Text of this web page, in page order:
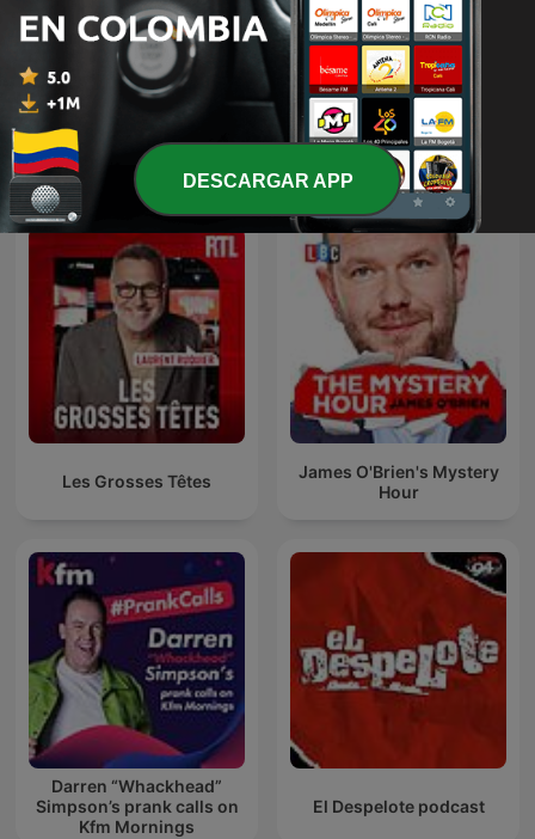
El Gallo Pódcast
La Venganza Será Terrible
(oficial)
Más podcasts internacionales de Comedia
Les Grosses Têtes
James O'Brien's Mystery
Hour
Darren “Whackhead”
Simpson’s prank calls on
Kfm Mornings
El Despelote podcast
DESCARGAR APP